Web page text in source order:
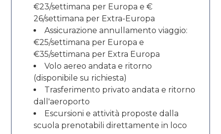
€23/settimana per Europa e €
26/settimana per Extra-Europa
Assicurazione annullamento viaggio:
€25/settimana per Europa e
€35/settimana per Extra Europa
Volo aereo andata e ritorno
(disponibile su richiesta)
Trasferimento privato andata e ritorno
dall'aeroporto
Escursioni e attività proposte dalla
scuola prenotabili direttamente in loco